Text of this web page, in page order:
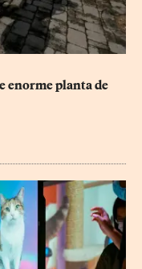
enorme planta de